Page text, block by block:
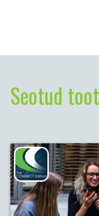
Seotud